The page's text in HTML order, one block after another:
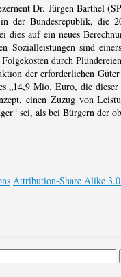
Dr. Jürgen Barthel
der Bundesrepublik, die
dies auf ein neues
Sozialleistungen sind
durch
der erforderlichen
„14,9 Mio. Euro, die
einen Zuzug von
sei, als bei Bürgern der
Attribution-Share Alike